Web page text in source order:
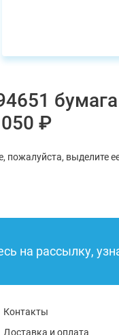
₽
выделите
на рассылку,
Контакты
Доставка и оплата